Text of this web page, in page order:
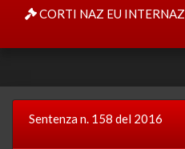
CORTI NAZ EU INTERNAZ
Sentenza n. 158 del 2016